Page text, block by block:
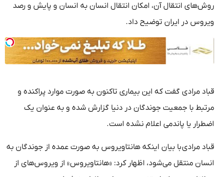
روش‌های انتقال آن، امکان انتقال انسان به انسان و پایش و رصد
ویروس در ایران توضیح داد.
قباد مرادی گفت که این بیماری تاکنون به صورت موارد پراکنده و
مرتبط با جمعیت جوندگان در دنیا گزارش شده و به عنوان یک
اضطرار یا پاندمی اعلام نشده است.
قباد مرادی با بیان اینکه هانتاویروس به صورت عمده از جوندگان به
انسان منتقل می‌شود، اظهار کرد: «هانتاویروس» از ویروس‌های از